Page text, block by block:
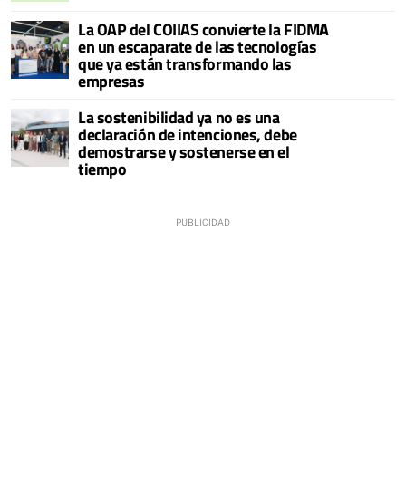
La OAP del COIIAS convierte la FIDMA
en un escaparate de las tecnologías
que ya están transformando las
empresas
La sostenibilidad ya no es una
declaración de intenciones, debe
demostrarse y sostenerse en el
tiempo